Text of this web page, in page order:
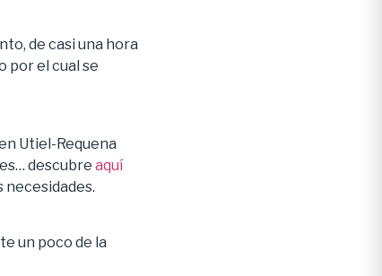
de casi una hora
por el cual se
Utiel-Requena
descubre aquí
necesidades.
un poco de la